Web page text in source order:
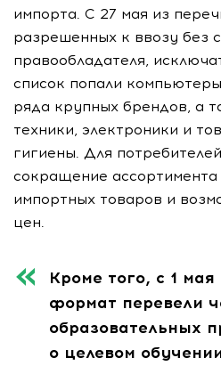
импорта. С 27 мая из
разрешенных к ввозу без
правообладателя,
список попали
ряда крупных брендов, а
техники, электроники и
гигиены. Для
сокращение ассортимента
импортных товаров и
цен.
Кроме того, с 1
формат перевели
образовательных
о целевом